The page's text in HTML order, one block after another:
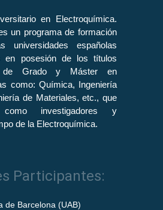
en Electroquímica.
un programa de formación
universidades españolas
en posesión de los títulos
de Grado y Máster en
como: Química, Ingeniería
de Materiales, etc., que
investigadores y
de la Electroquímica.
Participantes:
de Barcelona (UAB)